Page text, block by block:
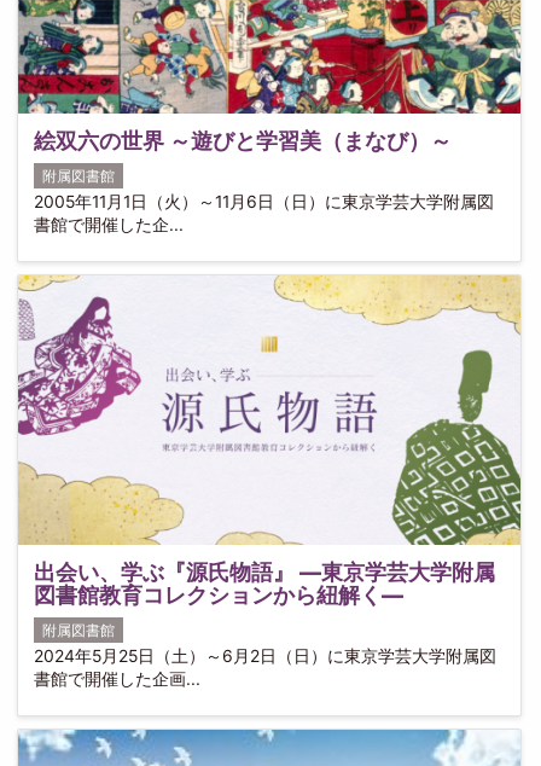
絵双六の世界 ～遊びと学習美（まなび）～
附属図書館
2005年11月1日（火）～11月6日（日）に東京学芸大学附属図
書館で開催した企...
出会い、学ぶ『源氏物語』 ―東京学芸大学附属
図書館教育コレクションから紐解く―
附属図書館
2024年5月25日（土）～6月2日（日）に東京学芸大学附属図
書館で開催した企画...